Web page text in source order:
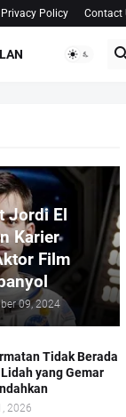
Privacy Policy Contact
Jordi El
Karier
Film
09, 2024
Tidak Berada
yang Gemar
2026